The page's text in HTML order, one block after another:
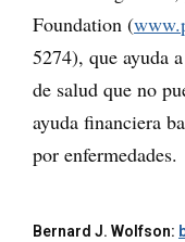
Foundation (
5274), que ayuda
de salud que no
ayuda financiera
por enfermedades.
Bernard J. Wolfson: